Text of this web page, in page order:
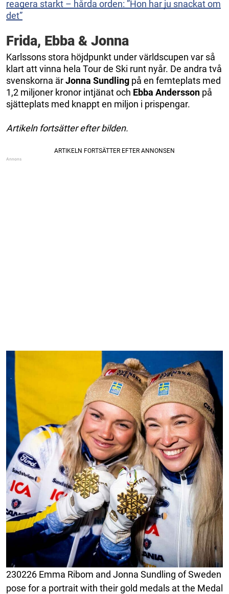
reagera starkt – hårda orden: ”Hon har ju snackat om
det”
Frida, Ebba & Jonna
Karlssons stora höjdpunkt under världscupen var så
klart att vinna hela Tour de Ski runt nyår. De andra två
svenskorna ärJonna Sundling på en femteplats med
1,2 miljoner kronor intjänat och Ebba Andersson på
sjätteplats med knappt en miljon i prispengar.
Artikeln fortsätter efter bilden.
230226 Emma Ribom and Jonna Sundling of Sweden
pose for a portrait with their gold medals at the Medal